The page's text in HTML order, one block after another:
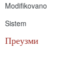
Modifikovano
Sistem
Преузми